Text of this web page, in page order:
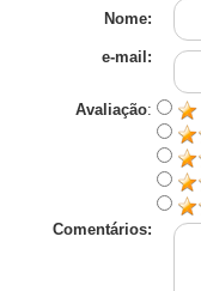
Nome:
e-mail:
Avaliação:
Comentários: